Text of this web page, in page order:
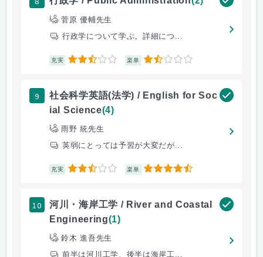
菅原 優輔先生
行政学について学ぶ。詳細につ...
充実 2.5 楽単 1.5
9
社会科学英語(法学) / English for Soc
ial Science(4)
雨野 統先生
英弱にとっては予習が大変だが...
充実 2.5 楽単 4.5
10
河川・海岸工学 / River and Coastal
Engineering(1)
鈴木 進吾先生
前半は河川工学、後半は海岸工...